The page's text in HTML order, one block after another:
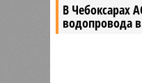
В Чебоксарах
водопровода